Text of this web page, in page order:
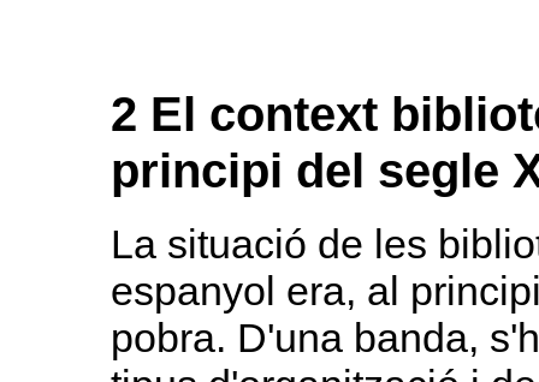
2 El context
principi del segle
La situació de les
espanyol era, al
pobra. D'una banda,